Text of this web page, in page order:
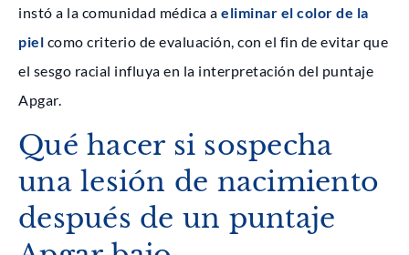
instó a la comunidad médica a eliminar el color de la
piel como criterio de evaluación, con el fin de evitar que
el sesgo racial influya en la interpretación del puntaje
Apgar.
Qué hacer si sospecha
una lesión de nacimiento
después de un puntaje